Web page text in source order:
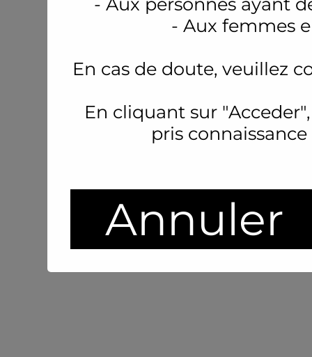
- Aux femmes
En cas de doute, veuillez
En cliquant sur
pris
Annuler